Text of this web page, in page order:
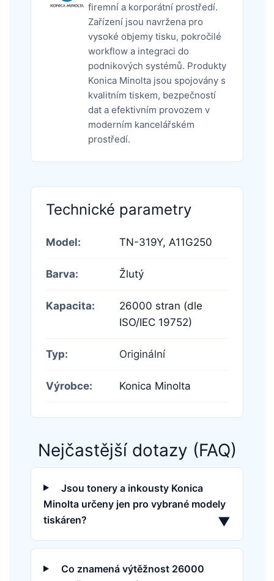
firemní a korporátní prostředí.
Zařízení jsou navržena pro
vysoké objemy tisku, pokročilé
workflow a integraci do
podnikových systémů. Produkty
Konica Minolta jsou spojovány s
kvalitním tiskem, bezpečností
dat a efektivním provozem v
moderním kancelářském
prostředí.
Technické parametry
Model: TN-319Y, A11G250
Barva: Žlutý
Kapacita:
26000 stran (dle
ISO/IEC 19752)
Typ: Originální
Výrobce: Konica Minolta
Nejčastější dotazy (FAQ)
Jsou tonery a inkousty Konica
Minolta určeny jen pro vybrané modely
tiskáren?
▼
Co znamená výtěžnost 26000